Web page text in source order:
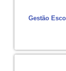
Gestão